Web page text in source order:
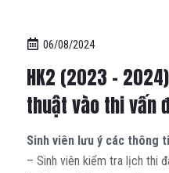
06/08/2024
HK2 (2023 –
thuật vào thi vấn
Sinh viên lưu ý các thông
– Sinh viên kiểm tra lịch thi